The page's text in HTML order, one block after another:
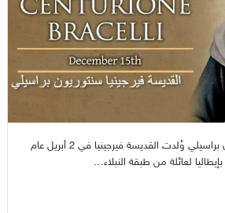
القديسة فيرجينيا سنتوريون براسيلي وُلدت القديسة فيرجينيا في 2 أبريل عام